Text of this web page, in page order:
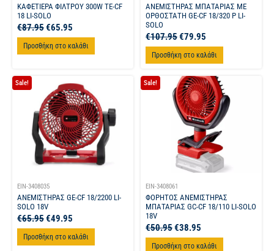
ΚΑΦΕΤΙΕΡΑ ΦΙΛΤΡΟΥ 300W TE-CF
18 LI-SOLO
€87.95€65.95
Προσθήκη στο καλάθι
ΑΝΕΜΙΣΤΗΡΑΣ ΜΠΑΤΑΡΙΑΣ ΜΕ
ΟΡΘΟΣΤΑΤΗ GE-CF 18/320 P LI-
SOLO
€107.95€79.95
Προσθήκη στο καλάθι
Sale!
EIN-3408035
ΑΝΕΜΙΣΤΗΡΑΣ GE-CF 18/2200 LI-
SOLO 18V
€65.95€49.95
Προσθήκη στο καλάθι
Sale!
EIN-3408061
ΦΟΡΗΤΟΣ ΑΝΕΜΙΣΤΗΡΑΣ
ΜΠΑΤΑΡΙΑΣ GC-CF 18/110 LI-SOLO
18V
€50.95€38.95
Προσθήκη στο καλάθι